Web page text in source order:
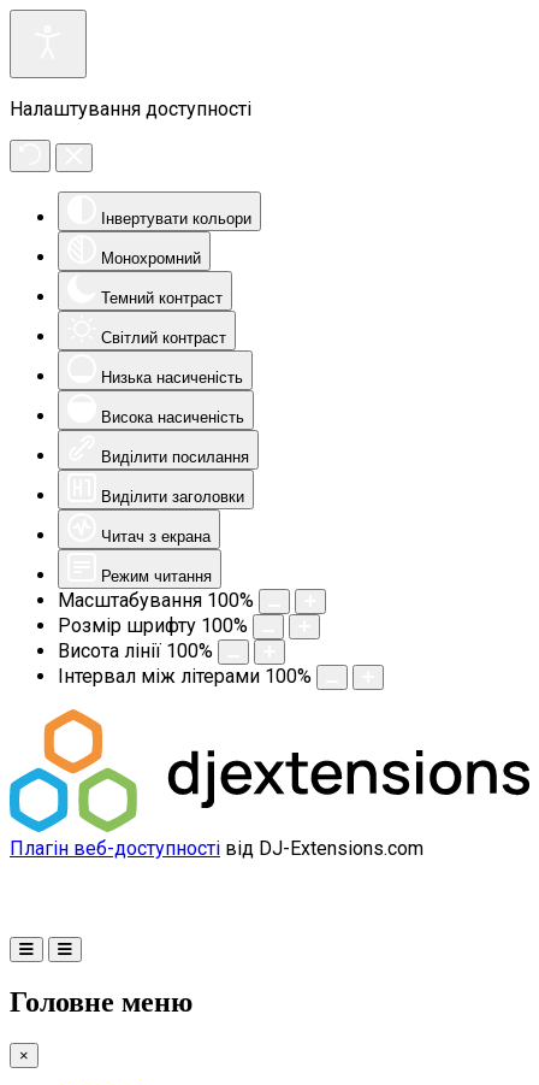
Налаштування доступності
Інвертувати кольори
Монохромний
Темний контраст
Світлий контраст
Низька насиченість
Висока насиченість
Виділити посилання
Виділити заголовки
Читач з екрана
Режим читання
Масштабування 100%
Розмір шрифту 100%
Висота лінії 100%
Інтервал між літерами 100%
Плагін веб-доступності від DJ-Extensions.com
Головне меню
×